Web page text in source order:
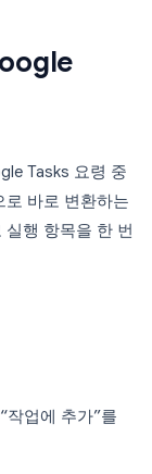
Tasks 요령 중
로 바로 변환하는
행 항목을 한 번
작업에 추가”를